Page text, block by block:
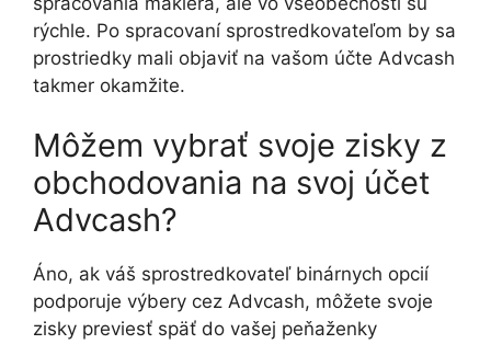
rýchle. Po spracovaní sprostredkovateľom by sa
prostriedky mali objaviť na vašom účte Advcash
takmer okamžite.
Môžem vybrať svoje zisky z
obchodovania na svoj účet
Advcash?
Áno, ak váš sprostredkovateľ binárnych opcií
podporuje výbery cez Advcash, môžete svoje
zisky previesť späť do vašej peňaženky